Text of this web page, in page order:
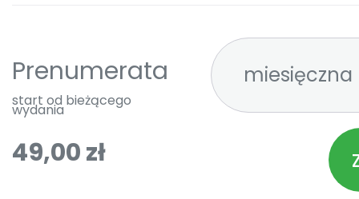
Prenumerata
start od bieżącego
wydania
49,00 zł